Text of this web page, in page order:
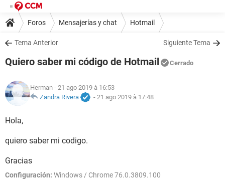
Foros Mensajerías y chat Hotmail
Tema Anterior Siguiente Tema
Quiero saber mi código de Hotmail Cerrado
Herman - 21 ago 2019 à 16:53
Zandra Rivera
- 21 ago 2019 à 17:48
Hola,
quiero saber mi codigo.
Gracias
Configuración: Windows / Chrome 76.0.3809.100